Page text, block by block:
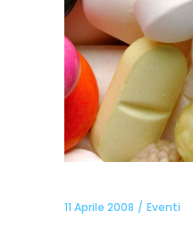
11 Aprile 2008 Eventi